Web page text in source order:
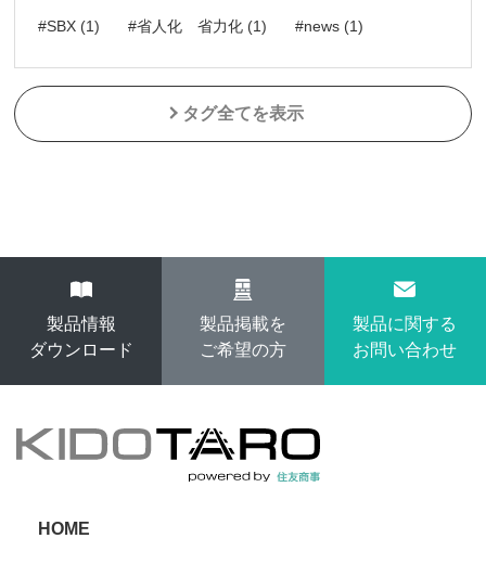
#SBX (1) #省人化 省力化 (1) #news (1)
タグ全てを表示
製品情報
ダウンロード
製品掲載を
ご希望の方
製品に関する
お問い合わせ
HOME